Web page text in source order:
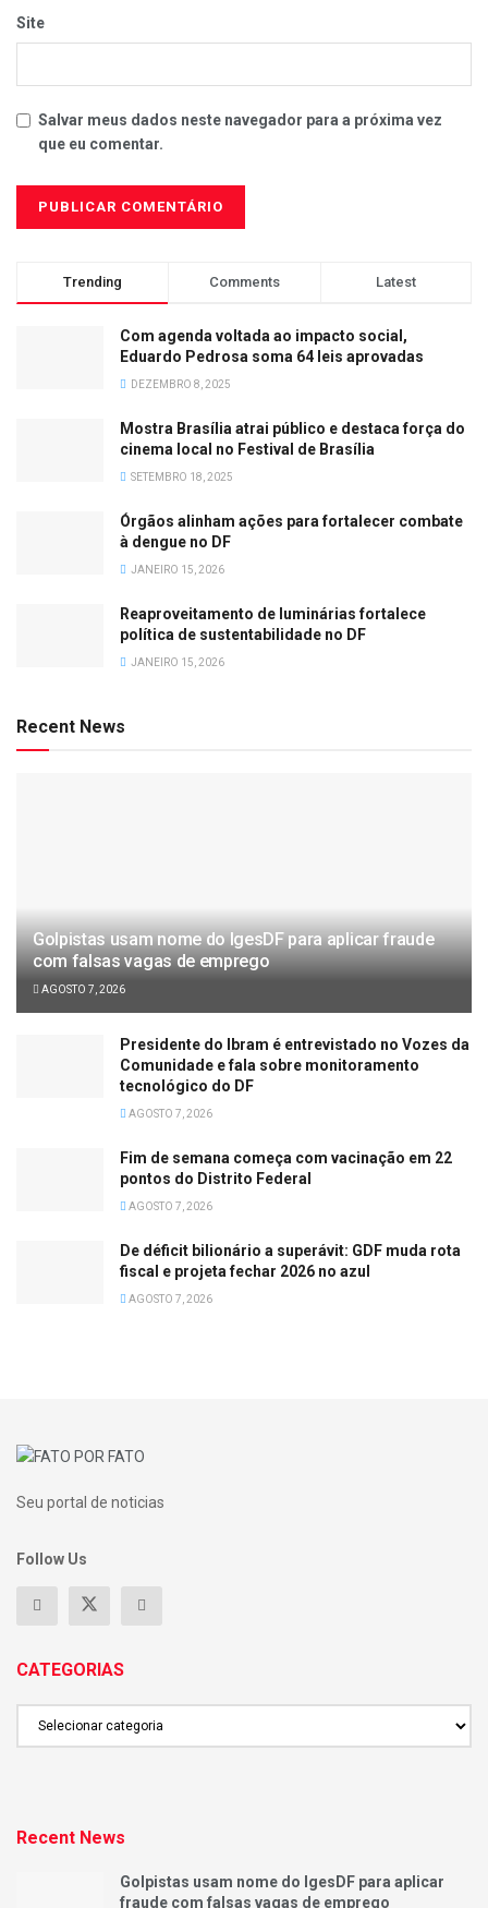
Site
Salvar meus dados neste navegador para a próxima vez
que eu comentar.
Trending Comments Latest
Com agenda voltada ao impacto social,
Eduardo Pedrosa soma 64 leis aprovadas
DEZEMBRO 8, 2025
Mostra Brasília atrai público e destaca força do
cinema local no Festival de Brasília
SETEMBRO 18, 2025
Órgãos alinham ações para fortalecer combate
à dengue no DF
JANEIRO 15, 2026
Reaproveitamento de luminárias fortalece
política de sustentabilidade no DF
JANEIRO 15, 2026
Recent News
Golpistas usam nome do IgesDF para aplicar fraude
com falsas vagas de emprego
AGOSTO 7, 2026
Presidente do Ibram é entrevistado no Vozes da
Comunidade e fala sobre monitoramento
tecnológico do DF
AGOSTO 7, 2026
Fim de semana começa com vacinação em 22
pontos do Distrito Federal
AGOSTO 7, 2026
De déficit bilionário a superávit: GDF muda rota
fiscal e projeta fechar 2026 no azul
AGOSTO 7, 2026
Seu portal de noticias
Follow Us
CATEGORIAS
Recent News
Golpistas usam nome do IgesDF para aplicar
fraude com falsas vagas de emprego